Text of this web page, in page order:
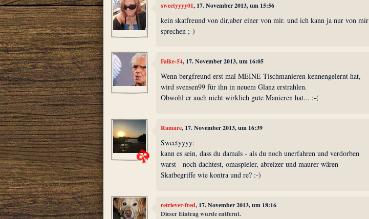
sweetyyyy01, 17. November 2013, um 15:56
kein skatfreund von dir,aber einer von mir. und ich kann ja nur von mir
sprechen ;-)
Falke-54, 17. November 2013, um 16:05
Wenn bergfreund erst mal MEINE Tischmanieren kennengelernt hat,
wird svensen99 für ihn in neuem Glanz erstrahlen.
Obwohl er auch nicht wirklich gute Manieren hat... :-(
Ramare, 17. November 2013, um 16:39
Sweetyyyy:
kann es sein, dass du damals - als du noch unerfahren und verdorben
warst - noch dachtest, omaspieler, abreizer und maurer wären
Skatbegriffe wie kontra und re? :-)
retriever-fred, 17. November 2013, um 18:16
Dieser Eintrag wurde entfernt.